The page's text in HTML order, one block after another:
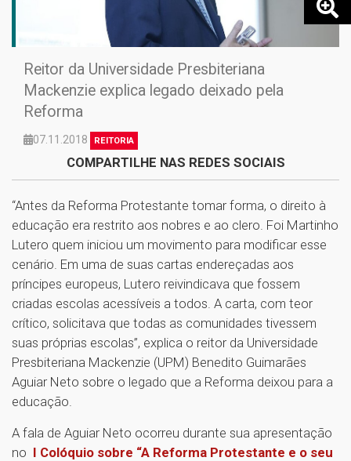
Reitor da Universidade Presbiteriana
Mackenzie explica legado deixado pela
Reforma
07.11.2018 REITORIA
COMPARTILHE NAS REDES SOCIAIS
“Antes da Reforma Protestante tomar forma, o direito à
educação era restrito aos nobres e ao clero. Foi Martinho
Lutero quem iniciou um movimento para modificar esse
cenário. Em uma de suas cartas endereçadas aos
príncipes europeus, Lutero reivindicava que fossem
criadas escolas acessíveis a todos. A carta, com teor
crítico, solicitava que todas as comunidades tivessem
suas próprias escolas”, explica o reitor da Universidade
Presbiteriana Mackenzie (UPM) Benedito Guimarães
Aguiar Neto sobre o legado que a Reforma deixou para a
educação.
A fala de Aguiar Neto ocorreu durante sua apresentação
no I Colóquio sobre “A Reforma Protestante e o seu